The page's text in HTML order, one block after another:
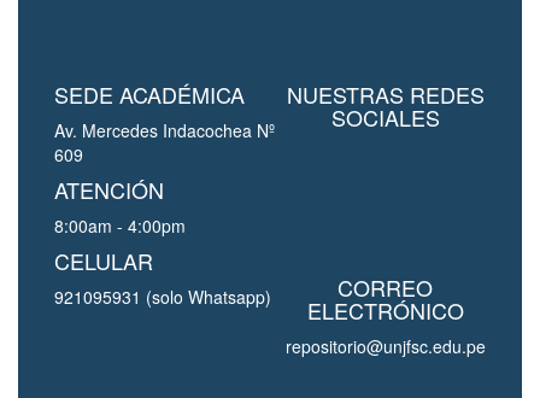
SEDE ACADÉMICA
Av. Mercedes Indacochea Nº
609
ATENCIÓN
8:00am - 4:00pm
CELULAR
921095931 (solo Whatsapp)
NUESTRAS REDES
SOCIALES
CORREO
ELECTRÓNICO
repositorio@unjfsc.edu.pe